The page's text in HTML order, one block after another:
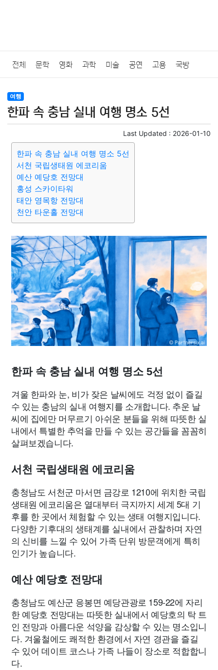
전체 문학 영화 과학 미술 공연 고용 국방
법률
질병 가요 방송 일상 주식 암호화폐 블록체인
결혼 육아 반려동물 패션 미용
요리 상품리뷰 원예 금융
대출 자동차 취미
종교 사회 정치 건강 의료 의학
부동산 외국어 교육 교통 생활 기타
여행
한파 속 충남 실내 여행 명소 5선
Last Updated : 2026-01-10
한파 속 충남 실내 여행 명소 5선
서천 국립생태원 에코리움
예산 예당호 전망대
홍성 스카이타워
태안 영목항 전망대
천안 타운홀 전망대
한파 속 충남 실내 여행 명소 5선
겨울 한파와 눈, 비가 잦은 날씨에도 걱정 없이 즐길
수 있는 충남의 실내 여행지를 소개합니다. 추운 날
씨에 집에만 머무르기 아쉬운 분들을 위해 따뜻한 실
내에서 특별한 추억을 만들 수 있는 공간들을 꼼꼼히
살펴보겠습니다.
서천 국립생태원 에코리움
충청남도 서천군 마서면 금강로 1210에 위치한 국립
생태원 에코리움은 열대부터 극지까지 세계 5대 기
후를 한 곳에서 체험할 수 있는 생태 여행지입니다.
다양한 기후대의 생태계를 실내에서 관찰하며 자연
의 신비를 느낄 수 있어 가족 단위 방문객에게 특히
인기가 높습니다.
예산 예당호 전망대
충청남도 예산군 응봉면 예당관광로 159-22에 자리
한 예당호 전망대는 따뜻한 실내에서 예당호의 탁 트
인 전망과 아름다운 석양을 감상할 수 있는 명소입니
다. 겨울철에도 쾌적한 환경에서 자연 경관을 즐길
수 있어 데이트 코스나 가족 나들이 장소로 적합합니
다.